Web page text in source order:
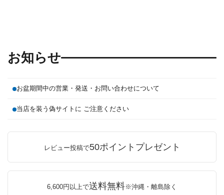
お知らせ
お盆期間中の営業・発送・お問い合わせについて
当店を装う偽サイトに ご注意ください
レビュー投稿で50ポイントプレゼント
6,600円以上で送料無料※沖縄・離島除く